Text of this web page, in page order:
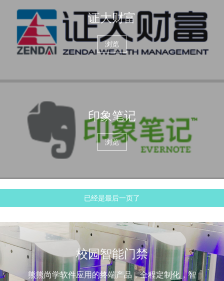
证大财富
浏览
印象笔记
浏览
已经是最后一页了
校园智能门禁
熊熊尚学软件应用的终端产品，全程定制化，智